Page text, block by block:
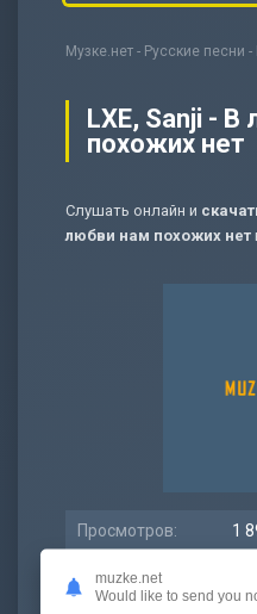
Музке.нет - Русские песни -
LXE, Sanji - В
похожих нет
Слушать онлайн и
любви нам похожих нет
Просмотров: 1
Битрейт:
muzke.net
Would like to send you